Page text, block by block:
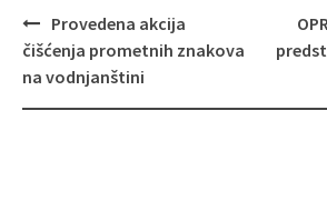
Navigacija
objava
Provedena akcija
čišćenja prometnih znakova
na vodnjanštini